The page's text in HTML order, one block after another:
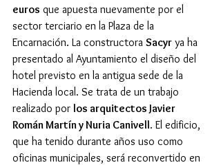
euros que apuesta nuevamente por el
sector terciario en la Plaza de la
Encarnación. La constructora Sacyr ya ha
presentado al Ayuntamiento el diseño del
hotel previsto en la antigua sede de la
Hacienda local. Se trata de un trabajo
realizado por los arquitectos Javier
Román Martín y Nuria Canivell. El edificio,
que ha tenido durante años uso como
oficinas municipales, será reconvertido en